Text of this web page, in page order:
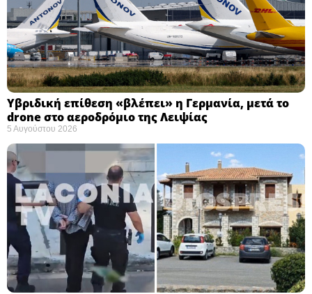
Υβριδική επίθεση «βλέπει» η Γερμανία, μετά το
drone στο αεροδρόμιο της Λειψίας
5 Αυγούστου 2026